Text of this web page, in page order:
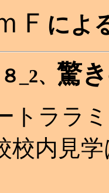
Ｆ によ
_2、 驚
トララ
校内見